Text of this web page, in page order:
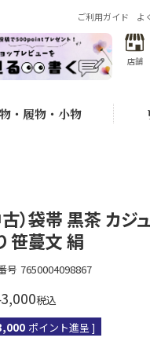
ご利用ガイド よ
店舗
・履物・小物
古）袋帯 黒茶 カジ
笹蔓文 絹
号 7650004098867
税込
ポイント進呈 ]